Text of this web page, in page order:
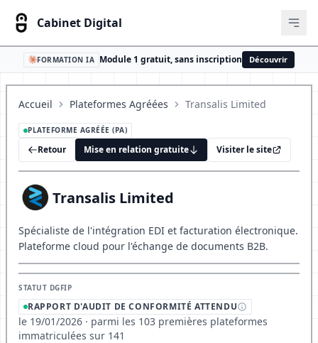
Cabinet Digital
FORMATION IA Module 1 gratuit, sans inscription Découvrir
Accueil Plateformes Agréées Transalis Limited
PLATEFORME AGRÉÉE (PA)
Retour Mise en relation gratuite Visiter le site
Transalis Limited
Spécialiste de l'intégration EDI et facturation électronique.
Plateforme cloud pour l'échange de documents B2B.
STATUT DGFIP
RAPPORT D'AUDIT DE CONFORMITÉ ATTENDU
le 19/01/2026 · parmi les 103 premières plateformes
immatriculées sur 141